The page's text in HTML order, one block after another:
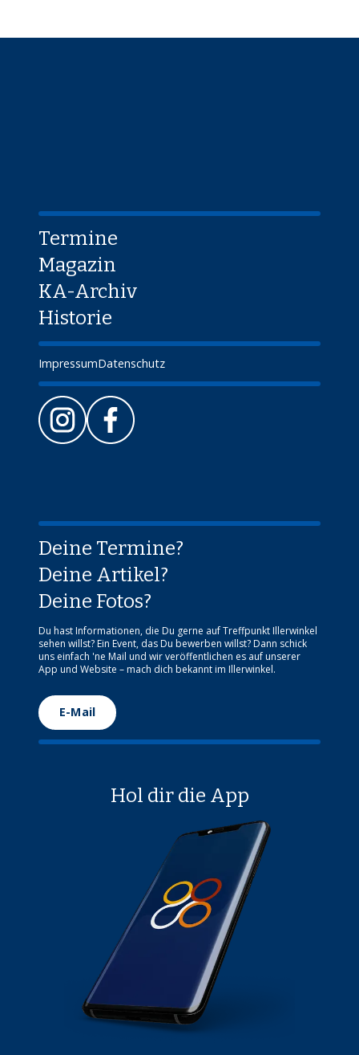
Termine
Magazin
KA-Archiv
Historie
ImpressumDatenschutz
Hol dir die App
Deine Termine?
Deine Artikel?
Deine Fotos?
Du hast Informationen, die Du gerne auf Treffpunkt Illerwinkel
sehen willst? Ein Event, das Du bewerben willst? Dann schick
uns einfach 'ne Mail und wir veröffentlichen es auf unserer
App und Website – mach dich bekannt im Illerwinkel.
E-Mail